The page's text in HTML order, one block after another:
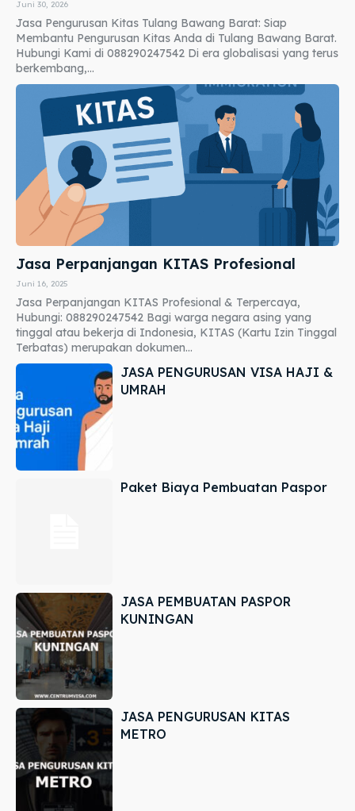
Juni 30, 2026
Jasa Pengurusan Kitas Tulang Bawang Barat: Siap
Membantu Pengurusan Kitas Anda di Tulang Bawang Barat.
Hubungi Kami di 088290247542 Di era globalisasi yang terus
berkembang,...
Jasa Perpanjangan KITAS Profesional
Juni 16, 2025
Jasa Perpanjangan KITAS Profesional & Terpercaya,
Hubungi: 088290247542 Bagi warga negara asing yang
tinggal atau bekerja di Indonesia, KITAS (Kartu Izin Tinggal
Terbatas) merupakan dokumen...
JASA PENGURUSAN VISA HAJI &
UMRAH
Paket Biaya Pembuatan Paspor
JASA PEMBUATAN PASPOR
KUNINGAN
JASA PENGURUSAN KITAS
METRO